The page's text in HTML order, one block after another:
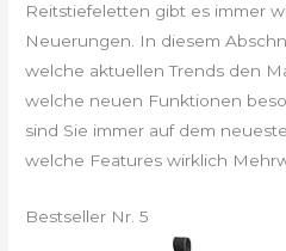
Reitstiefeletten gibt es immer
Neuerungen. In diesem
welche aktuellen Trends den
welche neuen Funktionen
sind Sie immer auf dem
welche Features wirklich
Bestseller Nr. 5